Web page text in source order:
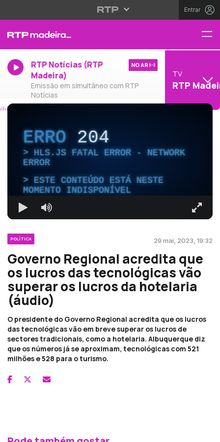
Entrar
RTP Notícias (RTP
Madeira)
Emissão em simultâneo com RTP
Notícias
NO AR
TV
RTP
ERRO204
HLS.JS FATAL ERROR - NETWORK
ERROR
ESTE CONTEÚDO ESTÁ NESTE
MOMENTO INDISPONÍVEL
POLÍTICA 29 mai, 2023, 19:32
Governo Regional acredita que
os lucros das tecnológicas vão
superar os lucros da hotelaria
(áudio)
O presidente do Governo Regional acredita que os lucros
das tecnológicas vão em breve superar os lucros de
sectores tradicionais, como a hotelaria. Albuquerque diz
que os números já se aproximam, tecnológicas com 521
milhões e 528 para o turismo.